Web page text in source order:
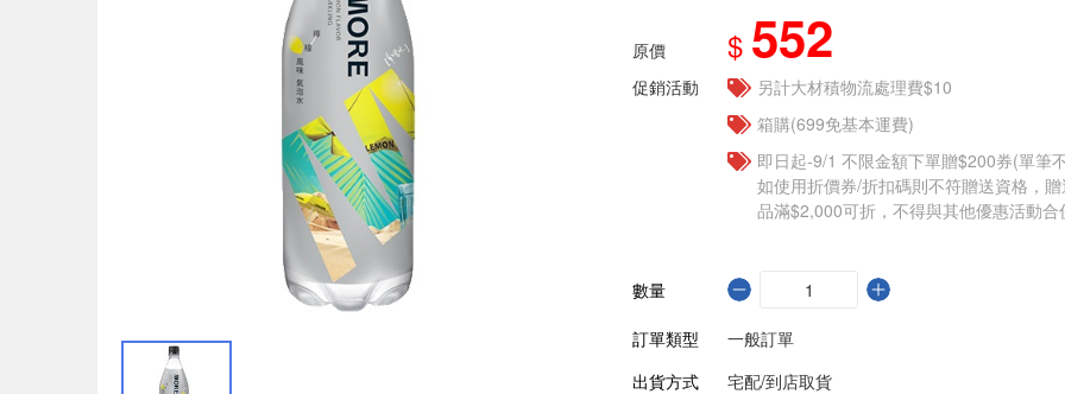
原價 $ 552
促銷活動
另計大材積物流處理費$10
箱購(699免基本運費)
即日起-9/1 不限金額下單贈$200券(單筆
如使用折價券/折扣碼則不符贈送資格，
品滿$2,000可折，不得與其他優惠活動合
數量
訂單類型
一般訂單
出貨方式
宅配/到店取貨